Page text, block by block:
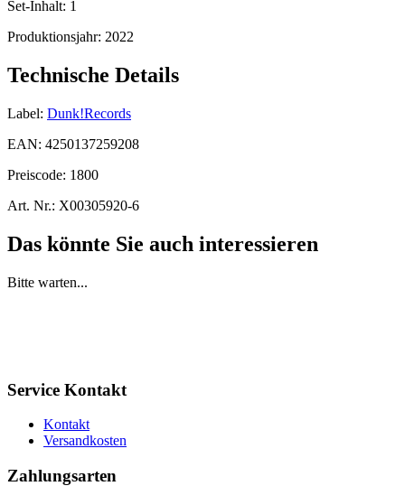
Set-Inhalt: 1
Produktionsjahr: 2022
Technische Details
Label: Dunk!Records
EAN: 4250137259208
Preiscode: 1800
Art. Nr.: X00305920-6
Das könnte Sie auch interessieren
Bitte warten...
Service Kontakt
Kontakt
Versandkosten
Zahlungsarten